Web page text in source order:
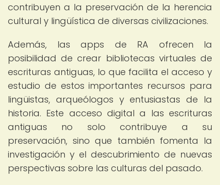
contribuyen a la preservación de la herencia
cultural y lingüística de diversas civilizaciones.
Además, las apps de RA ofrecen la
posibilidad de crear bibliotecas virtuales de
escrituras antiguas, lo que facilita el acceso y
estudio de estos importantes recursos para
lingüistas, arqueólogos y entusiastas de la
historia. Este acceso digital a las escrituras
antiguas no solo contribuye a su
preservación, sino que también fomenta la
investigación y el descubrimiento de nuevas
perspectivas sobre las culturas del pasado.